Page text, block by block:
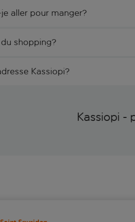
aller pour manger?
shopping?
Kassiopi?
Kassiopi -